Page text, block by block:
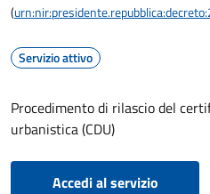
(
Servizio attivo
Procedimento di rilascio del
urbanistica (CDU)
Accedi al servizio